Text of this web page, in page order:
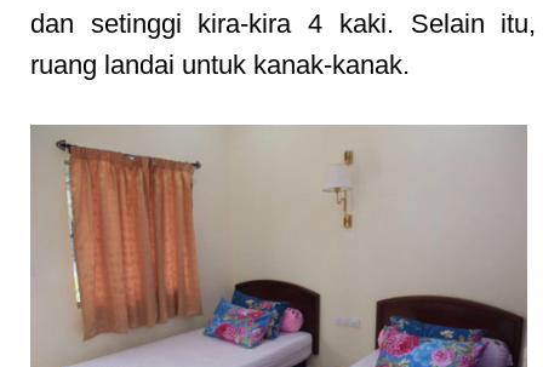
dan setinggi kira-kira 4 kaki. Selain itu,
ruang landai untuk kanak-kanak.